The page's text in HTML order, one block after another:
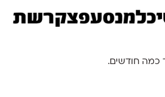
כמה חודשים.